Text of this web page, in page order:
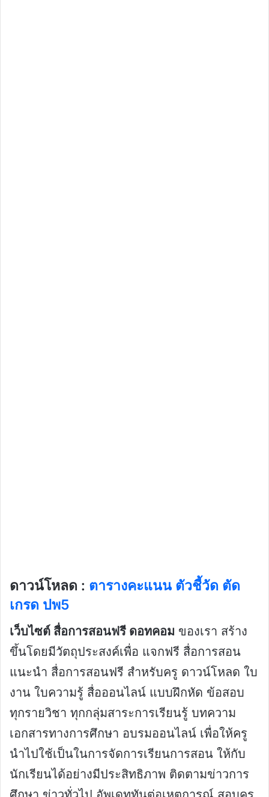
ดาวน์โหลด : ตารางคะแนน ตัวชี้วัด ตัด
เกรด ปพ5
เว็บไซต์ สื่อการสอนฟรี ดอทคอม ของเรา สร้าง
ขึ้นโดยมีวัตถุประสงค์เพื่อ แจกฟรี สื่อการสอน
แนะนำ สื่อการสอนฟรี สำหรับครู ดาวน์โหลด ใบ
งาน ใบความรู้ สื่อออนไลน์ แบบฝึกหัด ข้อสอบ
ทุกรายวิชา ทุกกลุ่มสาระการเรียนรู้ บทความ
เอกสารทางการศึกษา อบรมออนไลน์ เพื่อให้ครู
นำไปใช้เป็นในการจัดการเรียนการสอน ให้กับ
นักเรียนได้อย่างมีประสิทธิภาพ ติดตามข่าวการ